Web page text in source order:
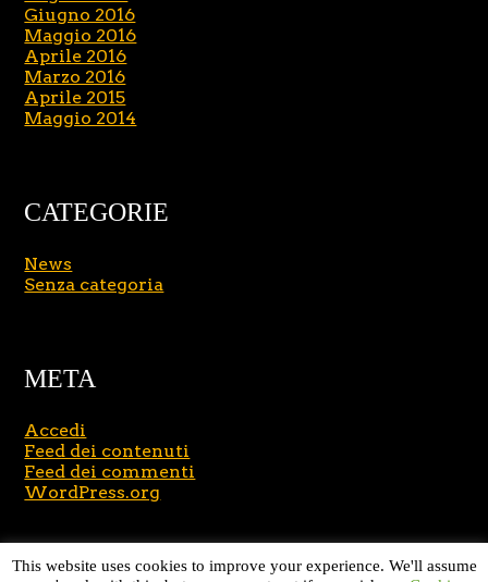
Giugno 2016
Maggio 2016
Aprile 2016
Marzo 2016
Aprile 2015
Maggio 2014
CATEGORIE
News
Senza categoria
META
Accedi
Feed dei contenuti
Feed dei commenti
WordPress.org
Copyright © 2026 Massimo Brusasco
. All Rights
Reserved.Journal Lite by Slocum Studio
This website uses cookies to improve your experience. We'll assume